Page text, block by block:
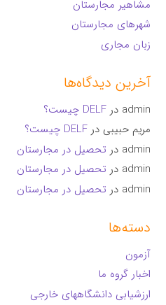
مشاهیر مجارستان
شهرهای مجارستان
زبان مجاری
آخرین دیدگاه‌ها
admin درDELF چیست؟
مریم حبیبی درDELF چیست؟
admin در تحصیل در مجارستان
admin در تحصیل در مجارستان
admin در تحصیل در مجارستان
دسته‌ها
آزمون
اخبار گروه ما
ارزشیابی دانشگاههای خارجی